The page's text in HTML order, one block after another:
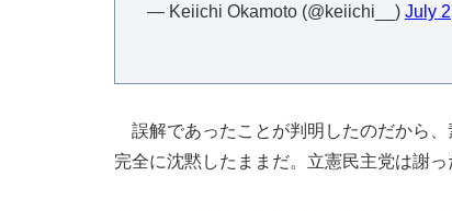
— Keiichi Okamoto (@keiichi__) July
誤解であったことが判明したのだから
完全に沈黙したままだ。立憲民主党は謝